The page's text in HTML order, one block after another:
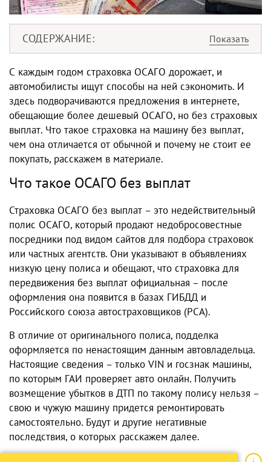
СОДЕРЖАНИЕ
С каждым годом страховка ОСАГО дорожает, и
автомобилисты ищут способы на ней сэкономить. И
здесь подворачиваются предложения в интернете,
обещающие более дешевый ОСАГО, но без страховых
выплат. Что такое страховка на машину без выплат,
чем она отличается от обычной и почему не стоит ее
покупать, расскажем в материале.
Что такое ОСАГО без выплат
Страховка ОСАГО без выплат – это недействительный
полис ОСАГО, который продают недобросовестные
посредники под видом сайтов для подбора страховок
или частных агентств. Они указывают в объявлениях
низкую цену полиса и обещают, что страховка для
передвижения без выплат официальная – после
оформления она появится в базах ГИБДД и
Российского союза автостраховщиков (РСА).
В отличие от оригинального полиса, подделка
оформляется по ненастоящим данным автовладельца.
Настоящие сведения – только VIN и госзнак машины,
по которым ГАИ проверяет авто онлайн. Получить
возмещение убытков в ДТП по такому полису нельзя –
свою и чужую машину придется ремонтировать
самостоятельно. Будут и другие негативные
последствия, о которых расскажем далее.